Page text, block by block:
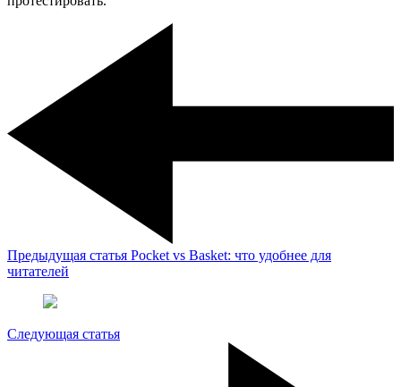
Предыдущая статья Pocket vs Basket: что удобнее для
читателей
Следующая статья